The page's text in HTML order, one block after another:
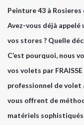
Peinture 43 à Rosieres
Avez-vous déjà
vos stores ? Quelle
C’est pourquoi, nous
vos volets par
professionnel de volet
vous offrent de
matériels